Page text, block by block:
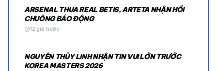
ARSENAL THUA REAL BETIS, ARTETA NHẬN HỒI
CHUÔNG BÁO ĐỘNG
schedule12 giờ trước
NGUYỄN THÙY LINH NHẬN TIN VUI LỚN TRƯỚC
KOREA MASTERS 2026